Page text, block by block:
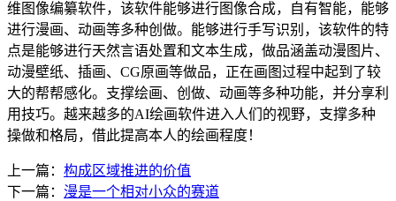
维图像编纂软件，该软件能够进行图像合成，自有智能，能够
进行漫画、动画等多种创做。能够进行手写识别，该软件的特
点是能够进行天然言语处置和文本生成，做品涵盖动漫图片、
动漫壁纸、插画、CG原画等做品，正在画图过程中起到了较
大的帮帮感化。支撑绘画、创做、动画等多种功能，并分享利
用技巧。越来越多的AI绘画软件进入人们的视野，支撑多种
操做和格局，借此提高本人的绘画程度！
上一篇： 构成区域推进的价值
下一篇： 漫是一个相对小众的赛道